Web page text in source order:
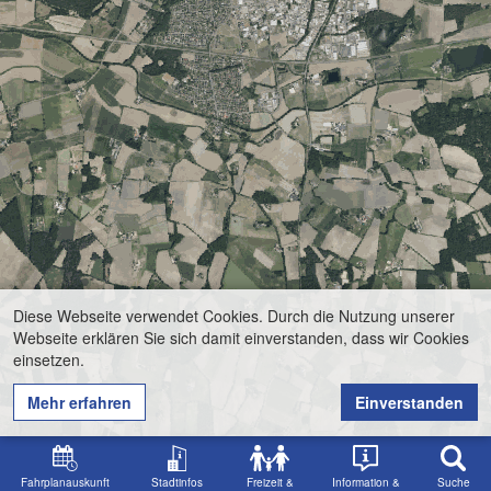
Fahrplanauskunft Stadtinfos
Freizeit &
Information &
Suche
Diese Webseite verwendet Cookies. Durch die Nutzung unserer
Webseite erklären Sie sich damit einverstanden, dass wir Cookies
einsetzen.
Mehr erfahren
Einverstanden